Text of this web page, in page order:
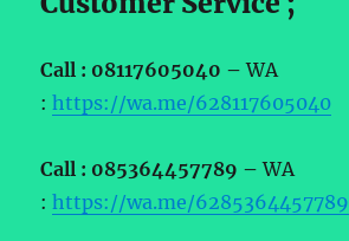
Call : 08117605040 –WA
:https://wa.me/628117605040
Call : 085364457789 –WA
:https://wa.me/6285364457789